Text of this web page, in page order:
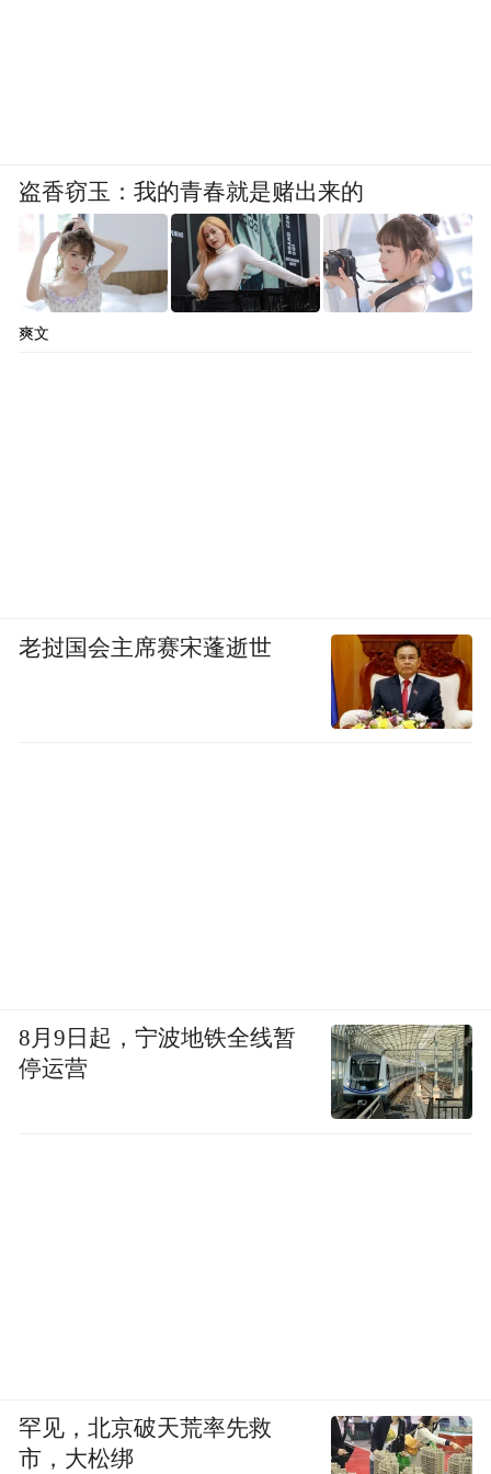
盗香窃玉：我的青春就是赌出来的
爽文
老挝国会主席赛宋蓬逝世
8月9日起，宁波地铁全线暂
停运营
罕见，北京破天荒率先救
市，大松绑